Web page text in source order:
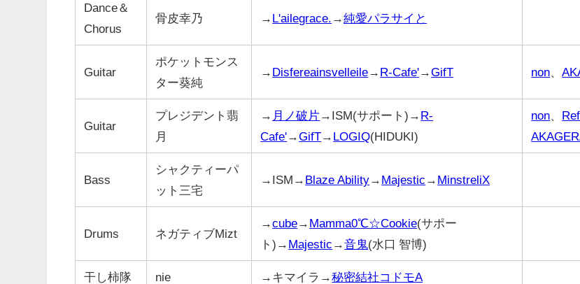
Dance＆
Chorus
骨皮幸乃 → L'ailegrace. →純愛パラサイと
Guitar
ポケットモンス
ター葵純
→ Disfereainsvelleile→ R-Cafe'→GifT non
Guitar
プレジデント翡
月
→ 月ノ破片→ISM(サポート)→ R-
Cafe'→GifT→ LOGIQ(HIDUKI)
non
Bass
シャクティーパ
ット三宅
→ISM→ Blaze Ability→ Majestic → MinstreliX
Drums ネガティブMizt
→cube→ Mamma0℃☆Cookie(サポー
ト)→ Majestic →音鬼(水口 智博)
干し柿隊 nie →キマイラ→秘密結社コドモA